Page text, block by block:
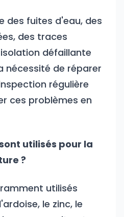
des fuites d'eau, des
des traces
défaillante
nécessité de réparer
régulière
ces problèmes en
utilisés pour la
?
utilisés
le zinc, le